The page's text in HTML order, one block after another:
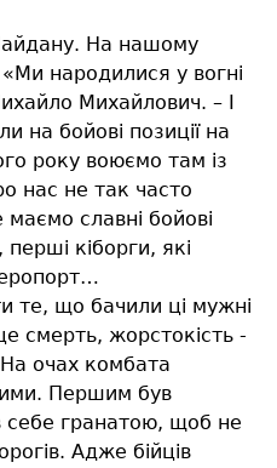
На нашому
народилися у вогні
Михайлович. – І
на бойові позиції на
року воюємо там із
нас не так часто
славні бойові
кіборги, які
те, що бачили ці мужні
смерть, жорстокість -
очах комбата
Першим був
себе гранатою, щоб не
Адже бійців